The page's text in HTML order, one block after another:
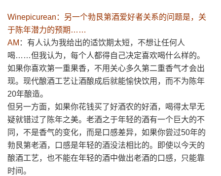
Winepicurean：另一个勃艮第酒爱好者关系的问题是，关
于陈年潜力的预期……
AM ：有人认为我给出的适饮期太短，不想让任何人
喝……但我认为，每个人都得自己决定喜欢喝什么样的。
如果你喜欢第一重果香，不用关心多久第二重香气才会出
现。现代酿酒工艺让酒酿成后就能愉快饮用，而不为陈年
20年酿造。
但另一方面，如果你花钱买了好酒农的好酒，喝得太早无
疑就错过了陈年之美。老酒之于年轻的酒有一个巨大的不
同，不是香气的变化，而是口感差异，如果你尝过50年的
勃艮第老酒，口感是年轻的酒没法相比的。即使以今天的
酿酒工艺，也不能在年轻的酒中做出老酒的口感，只能靠
时间。